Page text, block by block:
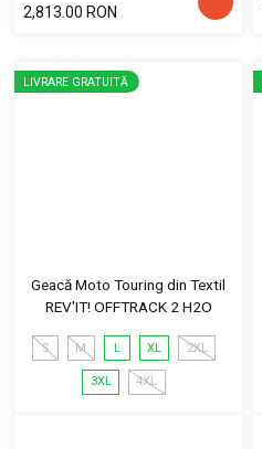
2,813.00 RON
LIVRARE GRATUITĂ
Geacă Moto Touring din Textil
REV'IT! OFFTRACK 2 H2O
S M L XL 2XL
3XL 4XL